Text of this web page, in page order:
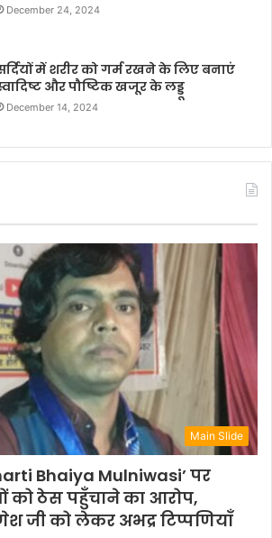
December 24, 2024
में शरीर को गर्म रखने के लिए बनाएं
और पौष्टिक खजूर के लड्डू
December 14, 2024
Main Slide
Bhaiya Mulniwasi’ पर
को ठेस पहुँचाने का आरोप,
जी को लेकर अभद्र टिप्पणियाँ